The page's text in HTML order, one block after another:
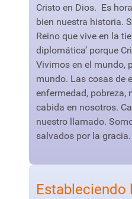
Cristo en Dios. Es
bien nuestra historia.
Reino que vive en la
diplomática’ porque
Vivimos en el mundo,
mundo. Las cosas de
enfermedad, pobreza,
cabida en nosotros.
nuestro llamado.
salvados por la gracia.
Estableciendo